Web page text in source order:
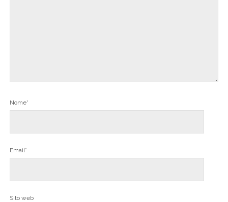
Nome*
Email*
Sito web